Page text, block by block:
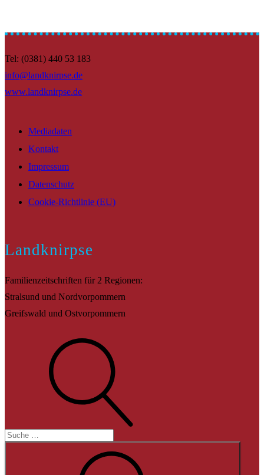
Tel: (0381) 440 53 183
info@landknirpse.de
www.landknirpse.de
Mediadaten
Kontakt
Impressum
Datenschutz
Cookie-Richtlinie (EU)
Landknirpse
Familienzeitschriften für 2 Regionen:
Stralsund und Nordvorpommern
Greifswald und Ostvorpommern